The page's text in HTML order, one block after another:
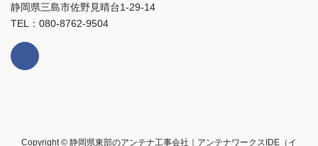
静岡県三島市佐野見晴台1-29-14
TEL：080-8762-9504
Copyright © 静岡県東部のアンテナ工事会社｜アンテナワークスIDE（イ